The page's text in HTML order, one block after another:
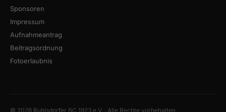
Sponsoren
Impressum
Aufnahmeantrag
Beitragsordnung
Fotoerlaubnis
© 2026 Ruhlsdorfer BC 1923 e.V. · Alle Rechte vorbehalten.